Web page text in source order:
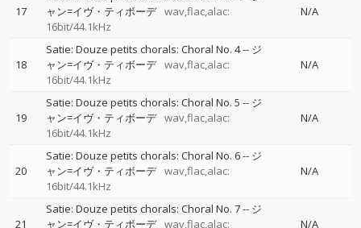
17
ャン=イヴ・ティボーデ wav,flac,alac:
16bit/44.1kHz
N/A
18
Satie: Douze petits chorals: Choral No. 4-- ジ
ャン=イヴ・ティボーデ wav,flac,alac:
16bit/44.1kHz
N/A
19
Satie: Douze petits chorals: Choral No. 5 -- ジ
ャン=イヴ・ティボーデ wav,flac,alac:
16bit/44.1kHz
N/A
20
Satie: Douze petits chorals: Choral No. 6-- ジ
ャン=イヴ・ティボーデ wav,flac,alac:
16bit/44.1kHz
N/A
21
Satie: Douze petits chorals: Choral No. 7-- ジ
ャン=イヴ・ティボーデ wav,flac,alac:
N/A